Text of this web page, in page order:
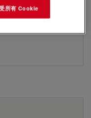
EN
所有 Cookie